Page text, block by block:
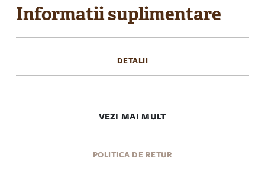
Informatii suplimentare
DETALII
VEZI MAI MULT
POLITICA DE RETUR